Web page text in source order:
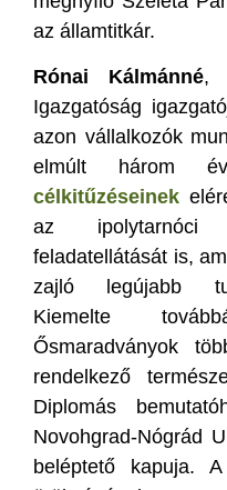
az államtitkár.
Rónai Kálmánné,
Igazgatóság
azon vállalkozók
elmúlt három
célkitűzéseinek
az ipolytarnóci
feladatellátását is,
zajló legújabb
Kiemelte
Ősmaradványok
rendelkező
Diplomás
Novohgrad-Nógrád
beléptető kapuja.